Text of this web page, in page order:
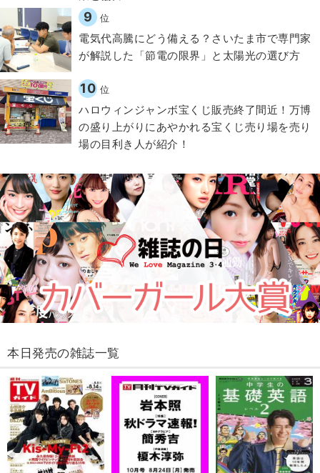
9 位
電気代高騰にどう備える？さいたま市で専門家
が解説した「節電の限界」と太陽光の選び方
10 位
ハロウィンジャンボ宝くじ販売終了間近！万博
の盛り上がりにあやかれる宝くじ売り場を売り
場の目利き人が紹介！
本日発売の雑誌一覧